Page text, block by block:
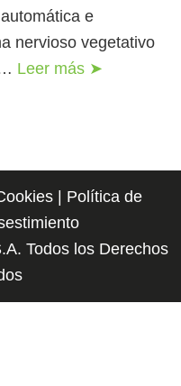
e
nervioso vegetativo
Leer más ➤
| Política de
Todos los Derechos